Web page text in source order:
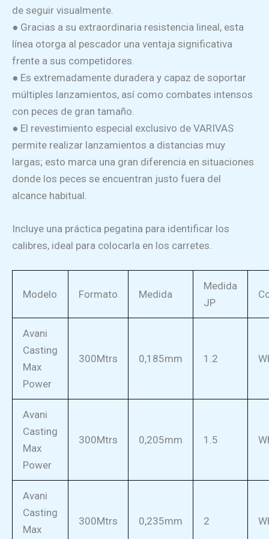
de seguir visualmente.
● Gracias a su extraordinaria resistencia lineal, esta
línea otorga al pescador una ventaja significativa
frente a sus competidores.
● Es extremadamente duradera y capaz de soportar
múltiples lanzamientos, así como combates intensos
con peces de gran tamaño.
● El revestimiento especial exclusivo de VARIVAS
permite realizar lanzamientos a distancias muy
largas; esto marca una gran diferencia en situaciones
donde los peces se encuentran justo fuera del
alcance habitual.
Incluye una práctica pegatina para identificar los
calibres, ideal para colocarla en los carretes.
Modelo Formato Medida
Medida
JP
Avani
Casting
Max
Power
300Mtrs 0,185mm 1.2
Avani
Casting
Max
Power
300Mtrs 0,205mm 1.5
Avani
Casting
Max
300Mtrs 0,235mm 2